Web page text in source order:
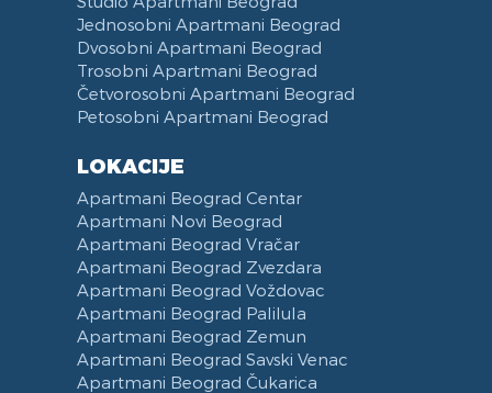
Mašina za Sušenje Veša
Sušilica za Veš
Fen za Kosu
Papuče
Bade Mantil
Toalet Papir
Sredstva za Čišćenje
Balkon
Terasa
Posteljina
Peškiri
Zabranjeno pušenje
Kategorizovan
Vaučeri
Daska za Peglanje
Računar
iPad
Telefon
Mašina za Pranje Sudova
Čajna Kuhinja
Kuhinja u sklopu Dnevnog Boravka
Trpezarija
Trpezarijski Sto i Stolice
Aspirator
Posudje i Escajg
Autobuska stanica Beograd
Klinički centar Srbije
Pancevacki most
Ulica Visokog Stevana
Mostarska petlja
Beogradski Sajam
Yu biznis centar
Ulica Španskih boraca
Naselje West 365
Filmski grad
Karadjordjev park
KBC Zemun
Institut za majku i dete
Jednosobni Apartmani Beograd
Dvosobni Apartmani Beograd
Trosobni Apartmani Beograd
Četvorosobni Apartmani Beograd
Petosobni Apartmani Beograd
LOKACIJE
Apartmani Beograd Centar
Apartmani Novi Beograd
Apartmani Beograd Vračar
Apartmani Beograd Zvezdara
Apartmani Beograd Voždovac
Apartmani Beograd Palilula
Apartmani Beograd Zemun
Apartmani Beograd Savski Venac
Apartmani Beograd Čukarica